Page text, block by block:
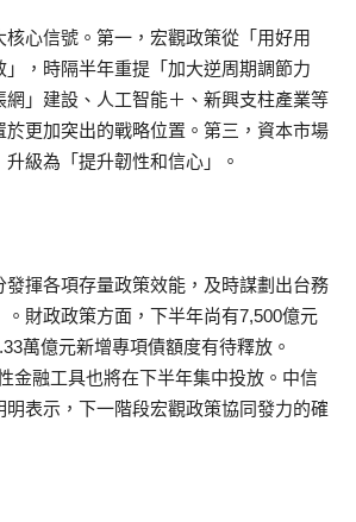
核心信號。第一，宏觀政策從「用好用
」，時隔半年重提「加大逆周期調節力
網」建設、人工智能＋、新興支柱產業等
於更加突出的戰略位置。第三，資本市場
級為「提升韌性和信心」。
發揮各項存量政策效能，及時謀劃出台務
財政政策方面，下半年尚有7,500億元
萬億元新增專項債額度有待釋放。
金融工具也將在下半年集中投放。中信
表示，下一階段宏觀政策協同發力的確